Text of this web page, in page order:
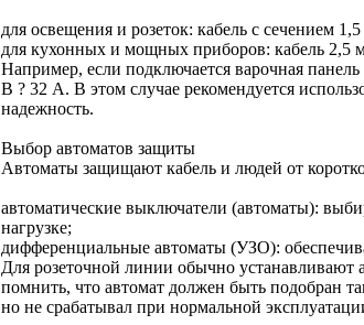
для освещения и розеток: кабель с сечением
для кухонных и мощных приборов: кабель 2,5
Например, если подключается варочная
В ? 32 А. В этом случае рекомендуется
надежность.
Выбор автоматов защиты
Автоматы защищают кабель и людей от
автоматические выключатели (автоматы):
нагрузке;
дифференциальные автоматы (УЗО):
Для розеточной линии обычно
помнить, что автомат должен быть подобран
но не срабатывал при нормальной